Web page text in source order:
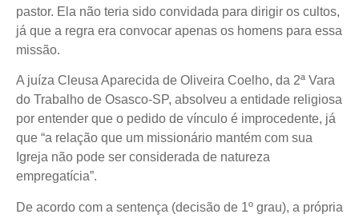
pastor. Ela não teria sido convidada para dirigir os cultos,
já que a regra era convocar apenas os homens para essa
missão.
A juíza Cleusa Aparecida de Oliveira Coelho, da 2ª Vara
do Trabalho de Osasco-SP, absolveu a entidade religiosa
por entender que o pedido de vínculo é improcedente, já
que “a relação que um missionário mantém com sua
Igreja não pode ser considerada de natureza
empregatícia”.
De acordo com a sentença (decisão de 1º grau), a própria